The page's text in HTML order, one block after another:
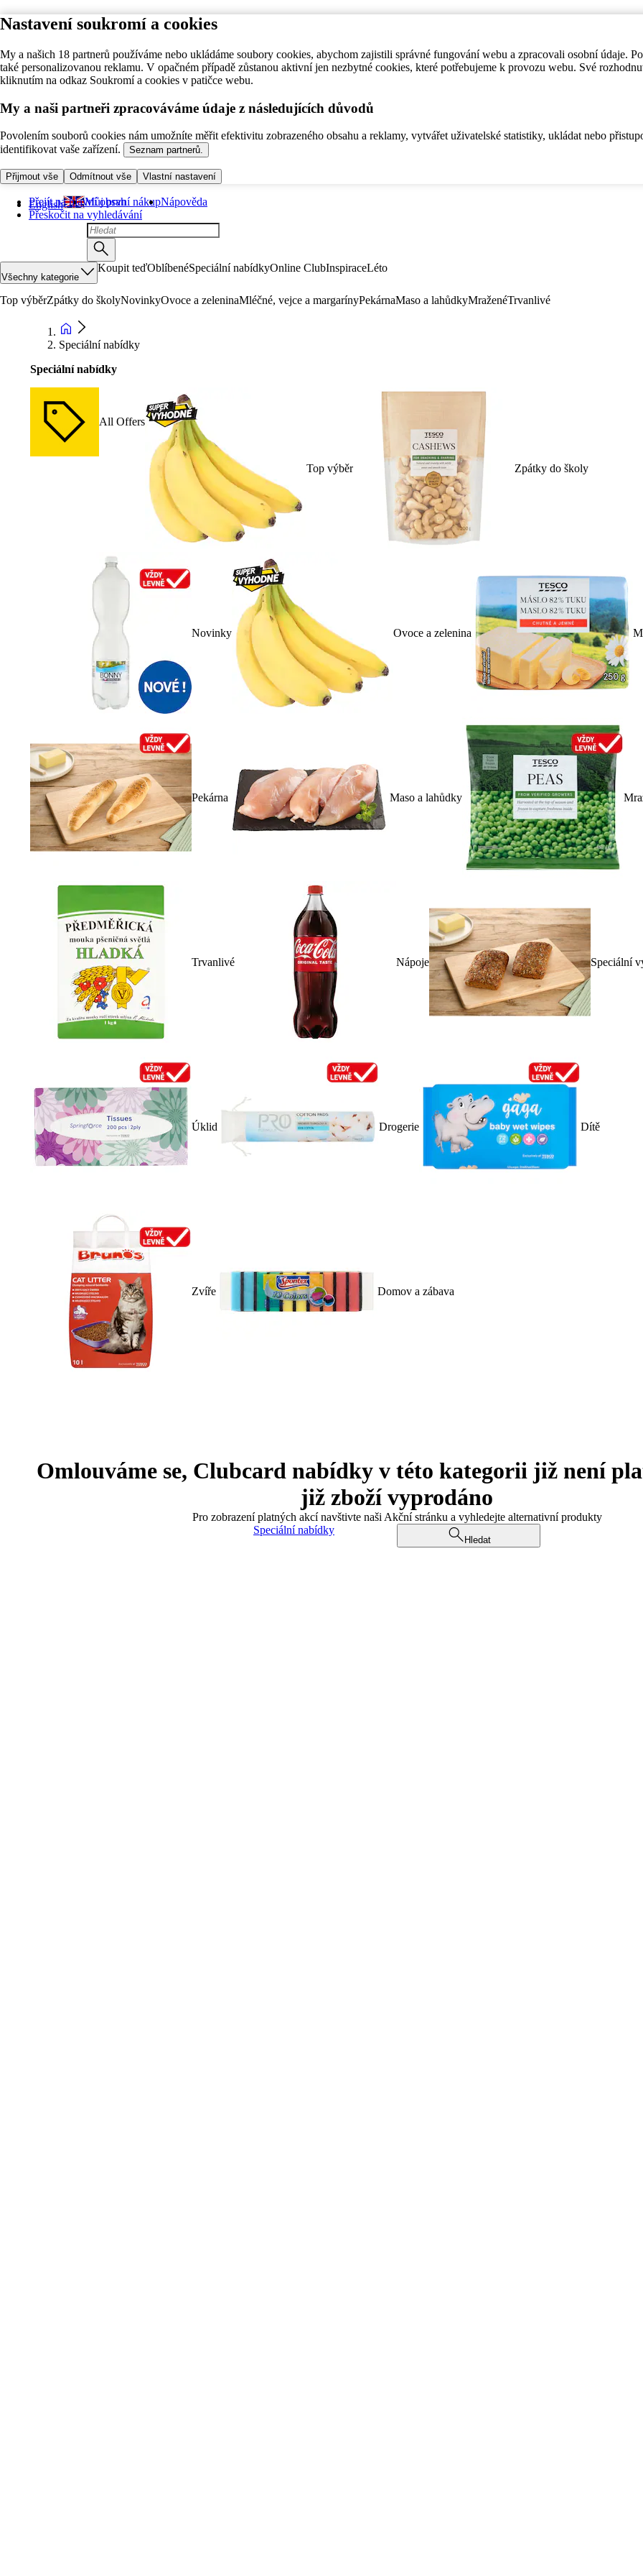
Nastavení soukromí a cookies
My a našich 18 partnerů používáme nebo ukládáme soubory cookies, abychom zajistili správné fungování webu a zpracovali osobní údaje.
také personalizovanou reklamu. V opačném případě zůstanou aktivní jen nezbytné cookies, které potřebujeme k provozu webu. Své
kliknutím na odkaz Soukromí a cookies v patičce webu.
My a naši partneři zpracováváme údaje z následujících důvodů
Povolením souborů cookies nám umožníte měřit efektivitu zobrazeného obsahu a reklamy, vytvářet uživatelské statistiky, ukládat nebo
identifikovat vaše zařízení.
Seznam partnerů.
Přijmout vše Odmítnout vše Vlastní nastavení
Přejít na hlavní obsah
Přeskočit na vyhledávání
English Můj první nákupNápověda
Všechny kategorie
Koupit teďOblíbenéSpeciální nabídkyOnline ClubInspiraceLéto
Top výběrZpátky do školyNovinkyOvoce a zeleninaMléčné, vejce a margarínyPekárnaMaso a lahůdkyMraženéTrvanlivé
Speciální nabídky
Speciální nabídky
All Offers
Top výběr Zpátky do školy
Novinky Ovoce a zelenina
Pekárna Maso a lahůdky
Trvanlivé Nápoje Speciální
Úklid Drogerie Dítě
Zvíře Domov a zábava
Omlouváme se, Clubcard nabídky v této kategorii již není
již zboží vyprodáno
Pro zobrazení platných akcí navštivte naši Akční stránku a vyhledejte alternativní produkty
Speciální nabídky
Hledat